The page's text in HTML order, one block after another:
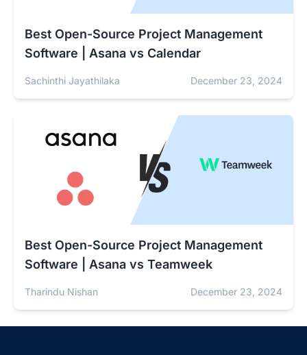
Best Open-Source Project Management
Software | Asana vs Calendar
Sachinthi Jayathilaka December 23, 2024
Best Open-Source Project Management
Software | Asana vs Teamweek
Tharindu Nishan December 23, 2024